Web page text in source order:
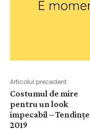
Articolul precedent
Costumul de mire
pentru un look
impecabil – Tendințe
2019